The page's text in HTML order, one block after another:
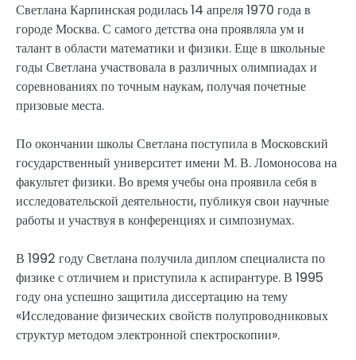
Светлана Карпинская родилась 14 апреля 1970 года в
городе Москва. С самого детства она проявляла ум и
талант в области математики и физики. Еще в школьные
годы Светлана участвовала в различных олимпиадах и
соревнованиях по точным наукам, получая почетные
призовые места.
По окончании школы Светлана поступила в Московский
государственный университет имени М. В. Ломоносова на
факультет физики. Во время учебы она проявила себя в
исследовательской деятельности, публикуя свои научные
работы и участвуя в конференциях и симпозиумах.
В 1992 году Светлана получила диплом специалиста по
физике с отличием и приступила к аспирантуре. В 1995
году она успешно защитила диссертацию на тему
«Исследование физических свойств полупроводниковых
структур методом электронной спектроскопии».